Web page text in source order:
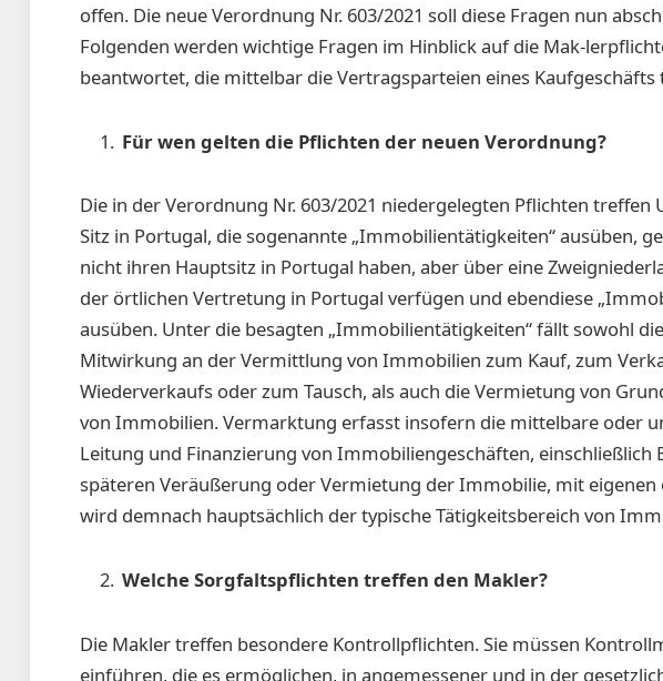
offen. Die neue Verordnung Nr. 603/2021 soll diese Fragen nun
Folgenden werden wichtige Fragen im Hinblick auf die Mak-
beantwortet, die mittelbar die Vertragsparteien eines Kaufgeschäfts
Für wen gelten die Pflichten der neuen Verordnung?
Die in der Verordnung Nr. 603/2021 niedergelegten Pflichten
Sitz in Portugal, die sogenannte „Immobilientätigkeiten“ ausüben,
nicht ihren Hauptsitz in Portugal haben, aber über eine
der örtlichen Vertretung in Portugal verfügen und ebendiese
ausüben. Unter die besagten „Immobilientätigkeiten“ fällt sowohl
Mitwirkung an der Vermittlung von Immobilien zum Kauf, zum
Wiederverkaufs oder zum Tausch, als auch die Vermietung von
von Immobilien. Vermarktung erfasst insofern die mittelbare oder
Leitung und Finanzierung von Immobiliengeschäften, einschließlich
späteren Veräußerung oder Vermietung der Immobilie, mit
wird demnach hauptsächlich der typische Tätigkeitsbereich von
Welche Sorgfaltspflichten treffen den Makler?
Die Makler treffen besondere Kontrollpflichten. Sie müssen
einführen, die es ermöglichen, in angemessener und in der